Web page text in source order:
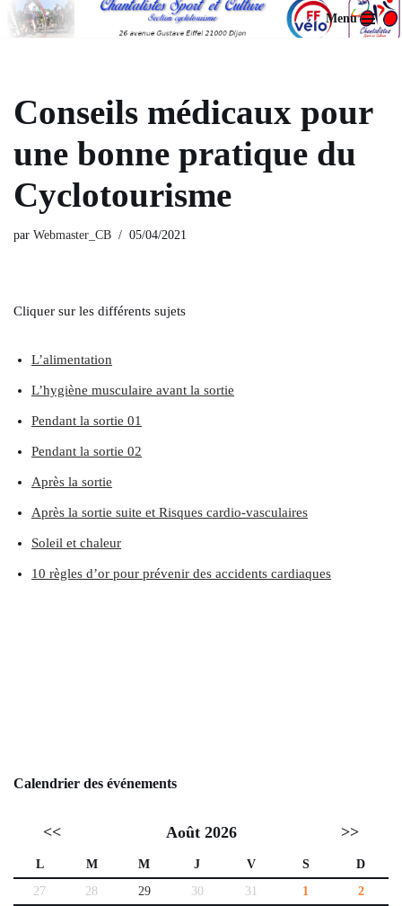
Menu
Conseils médicaux pour
une bonne pratique du
Cyclotourisme
par Webmaster_CB 05/04/2021
Cliquer sur les différents sujets
L’alimentation
L’hygiène musculaire avant la sortie
Pendant la sortie 01
Pendant la sortie 02
Après la sortie
Après la sortie suite et Risques cardio-vasculaires
Soleil et chaleur
10 règles d’or pour prévenir des accidents cardiaques
Calendrier des événements
<< Août 2026 >>
L M M J V S
D
27
28 29 30 31 1
2